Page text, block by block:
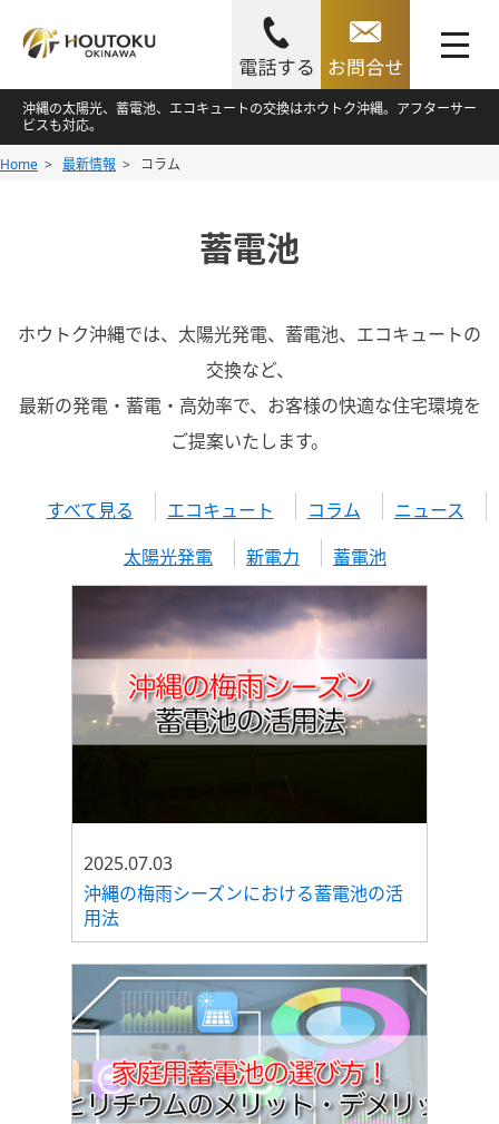
toggle
navigation
Skip
to
content
沖縄の太陽光、蓄電池、エコキュートの交換はホウトク沖縄。アフターサー
ビスも対応。
Skip
Home 最新情報 コラム
蓄電池
ホウトク沖縄では、太陽光発電、蓄電池、エコキュートの
交換など、
最新の発電・蓄電・高効率で、お客様の快適な住宅環境を
ご提案いたします。
すべて見る エコキュート コラム
ニュース
太陽光発電
新電力 蓄電池
2025.07.03
沖縄の梅雨シーズンにおける蓄電池の活
用法